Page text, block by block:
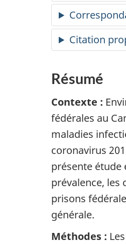
Citation
Résumé
Contexte :
fédérales au
maladies
coronavirus
présente étude
prévalence, les
prisons
générale.
Méthodes :